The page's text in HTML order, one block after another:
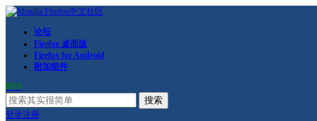
论坛
Firefox 桌面版
Firefox for Android
附加组件
RSS
搜索
登录注册